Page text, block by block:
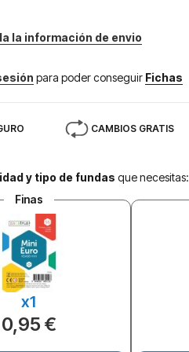
la información de envio
para poder conseguir Fichas
CAMBIOS GRATIS
y tipo de fundas que necesitas:
Finas
x1
0,95 €